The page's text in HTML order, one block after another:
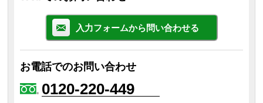
入力フォームから問い合わせる
お電話でのお問い合わせ
0120-220-449